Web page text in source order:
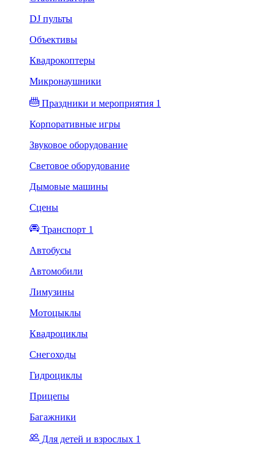
DJ пульты
Объективы
Квадрокоптеры
Микронаушники
Праздники и мероприятия 1
Корпоративные игры
Звуковое оборудование
Световое оборудование
Дымовые машины
Сцены
Транспорт 1
Автобусы
Автомобили
Лимузины
Мотоцыклы
Квадроциклы
Снегоходы
Гидроциклы
Прицепы
Багажники
Для детей и взрослых 1